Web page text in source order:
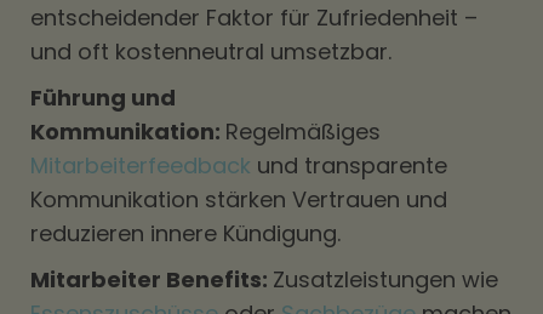
entscheidender Faktor für Zufriedenheit –
und oft kostenneutral umsetzbar.
Führung und
Kommunikation: Regelmäßiges
Mitarbeiterfeedback und transparente
Kommunikation stärken Vertrauen und
reduzieren innere Kündigung.
Mitarbeiter Benefits: Zusatzleistungen wie